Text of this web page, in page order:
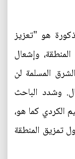
هو "تعزيز
وإشعال
المسلمة لن
وشدد الباحث
الكردي كما هو،
تمزيق المنطقة